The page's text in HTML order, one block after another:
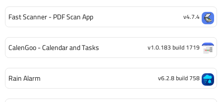
Fast Scanner - PDF Scan App v4.7.4
CalenGoo - Calendar and Tasks v1.0.183 build 1719
Rain Alarm v6.2.8 build 758